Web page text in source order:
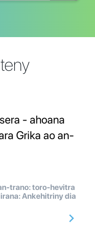
- ahoana
Grika ao an-
trano: toro-hevitra
Ankehitriny dia